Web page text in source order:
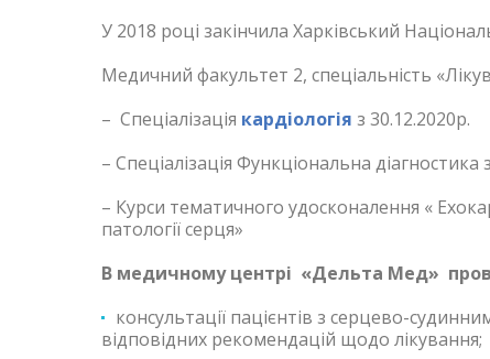
У 2018 році закінчила Харківський
Медичний факультет 2, спеціальність
– Спеціалізація кардіологія з 30.12.2020р.
– Спеціалізація Функціональна діагностика
– Курси тематичного удосконалення «
патології серця»
В медичному центрі «Дельта Мед»
консультації пацієнтів з серцево-
відповідних рекомендацій щодо лікування;